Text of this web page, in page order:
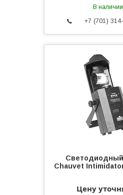
В наличии
+7 (701)
Светодиодный
Chauvet
Цену